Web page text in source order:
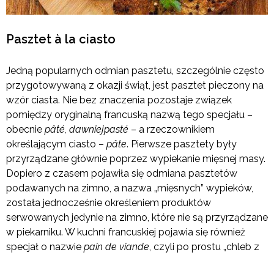
Pasztet à la ciasto
Jedną popularnych odmian pasztetu, szczególnie często
przygotowywaną z okazji świąt, jest pasztet pieczony na
wzór ciasta. Nie bez znaczenia pozostaje związek
pomiędzy oryginalną francuską nazwą tego specjału –
obecnie pâté, dawniejpasté – a rzeczownikiem
określającym ciasto – pâte. Pierwsze pasztety były
przyrządzane głównie poprzez wypiekanie mięsnej masy.
Dopiero z czasem pojawiła się odmiana pasztetów
podawanych na zimno, a nazwa „mięsnych” wypieków,
została jednocześnie określeniem produktów
serwowanych jedynie na zimno, które nie są przyrządzane
w piekarniku. W kuchni francuskiej pojawia się również
specjał o nazwie pain de viande, czyli po prostu „chleb z